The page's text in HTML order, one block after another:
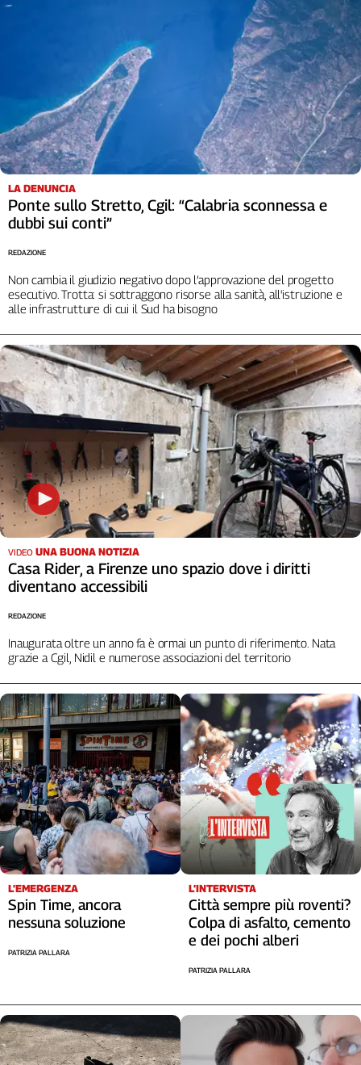
Sardegna
Sicilia
Toscana
Trentino
Umbria
Valle
D'Aosta
Veneto
Archivio
Storico
1955-
Cerca
La
redazione
Newsletter
Social
LA DENUNCIA
Ponte sullo Stretto, Cgil: “Calabria sconnessa e
dubbi sui conti”
Non cambia il giudizio negativo dopo l’approvazione del progetto
esecutivo. Trotta: si sottraggono risorse alla sanità, all'istruzione e
alle infrastrutture di cui il Sud ha bisogno
REDAZIONE
VIDEO UNA BUONA NOTIZIA
Casa Rider, a Firenze uno spazio dove i diritti
diventano accessibili
Inaugurata oltre un anno fa è ormai un punto di riferimento. Nata
grazie a Cgil, Nidil e numerose associazioni del territorio
REDAZIONE
L’EMERGENZA
Spin Time, ancora
nessuna soluzione
PATRIZIA PALLARA
L’INTERVISTA
Città sempre più roventi?
Colpa di asfalto, cemento
e dei pochi alberi
PATRIZIA PALLARA